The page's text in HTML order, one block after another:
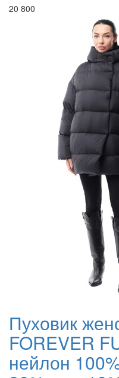
20 800
Пуховик
FOREVER
нейлон